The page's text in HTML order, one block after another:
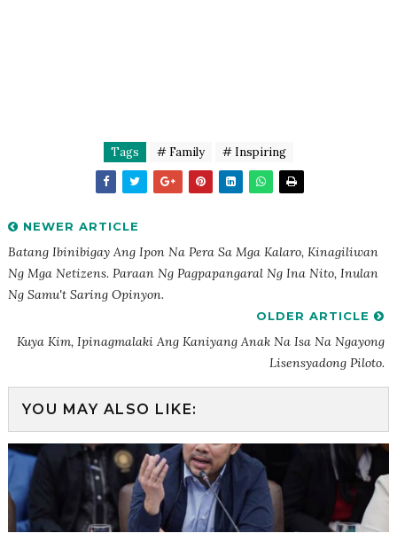
Tags # Family # Inspiring
NEWER ARTICLE
Batang Ibinibigay Ang Ipon Na Pera Sa Mga Kalaro, Kinagiliwan
Ng Mga Netizens. Paraan Ng Pagpapangaral Ng Ina Nito, Inulan
Ng Samu't Saring Opinyon.
OLDER ARTICLE
Kuya Kim, Ipinagmalaki Ang Kaniyang Anak Na Isa Na Ngayong
Lisensyadong Piloto.
YOU MAY ALSO LIKE: